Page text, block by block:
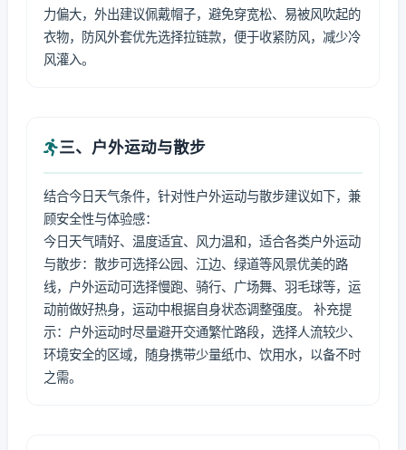
力偏大，外出建议佩戴帽子，避免穿宽松、易被风吹起的
衣物，防风外套优先选择拉链款，便于收紧防风，减少冷
风灌入。
三、户外运动与散步
结合今日天气条件，针对性户外运动与散步建议如下，兼
顾安全性与体验感：
今日天气晴好、温度适宜、风力温和，适合各类户外运动
与散步：散步可选择公园、江边、绿道等风景优美的路
线，户外运动可选择慢跑、骑行、广场舞、羽毛球等，运
动前做好热身，运动中根据自身状态调整强度。 补充提
示：户外运动时尽量避开交通繁忙路段，选择人流较少、
环境安全的区域，随身携带少量纸巾、饮用水，以备不时
之需。